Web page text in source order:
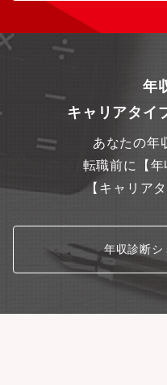
客ニーズの収集を基に、機能
ザイン性を両立した商品開発
ップクラスの技術力を活かし
年
キャリアタイ
あなたの年
転職前に【
【キャリア
年収診断シ